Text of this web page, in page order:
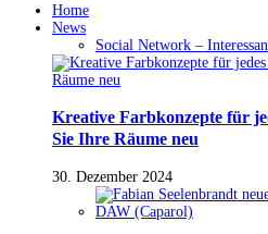
Home
News
Social Network –
Kreative Farbkonzepte für
Sie Ihre Räume neu
30. Dezember 2024